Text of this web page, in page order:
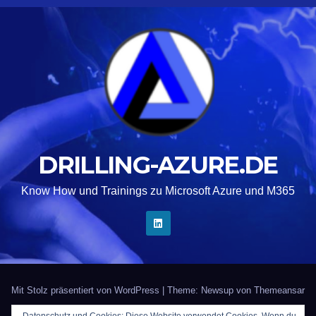
DRILLING-AZURE.DE
Know How und Trainings zu Microsoft Azure und M365
Mit Stolz präsentiert von WordPress Theme: Newsup von Themeansar